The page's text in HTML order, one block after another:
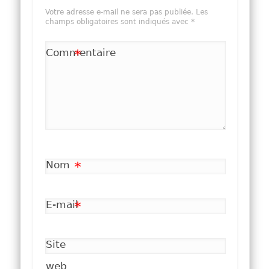
Votre adresse e-mail ne sera pas publiée. Les
champs obligatoires sont indiqués avec *
Commentaire
*
Nom *
E-mail*
Site
web